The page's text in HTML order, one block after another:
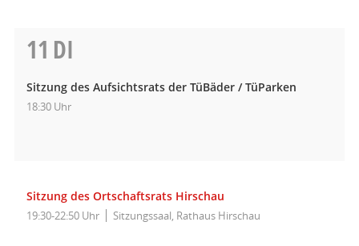
11 DI
Sitzung des Aufsichtsrats der TüBäder / TüParken
18:30 Uhr
Sitzung des Ortschaftsrats Hirschau
19:30-22:50 Uhr Sitzungssaal, Rathaus Hirschau